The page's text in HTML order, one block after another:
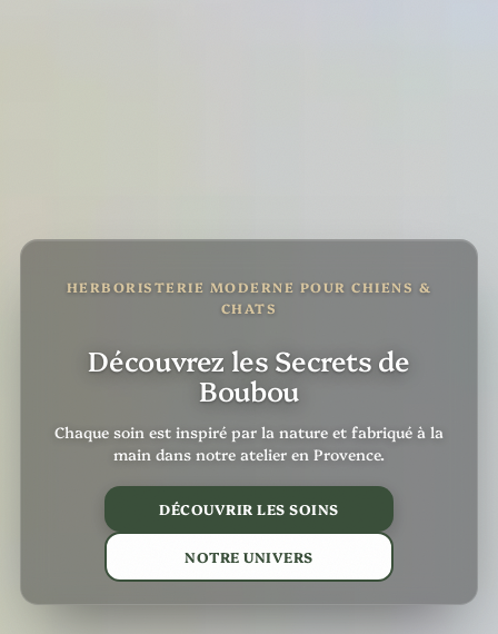
HERBORISTERIE MODERNE POUR CHIENS &
CHATS
Découvrez les Secrets de
Boubou
Chaque soin est inspiré par la nature et fabriqué à la
main dans notre atelier en Provence.
DÉCOUVRIR LES SOINS
NOTRE UNIVERS